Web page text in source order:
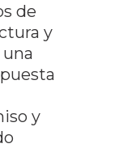
de
y
una
y